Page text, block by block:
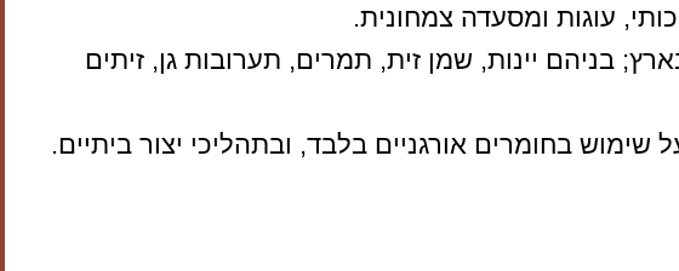
עוגות ומסעדה צמחונית.
בניהם יינות, שמן זית, תמרים, תערובות גן, זיתים
בחומרים אורגניים בלבד, ובתהליכי יצור ביתיים.